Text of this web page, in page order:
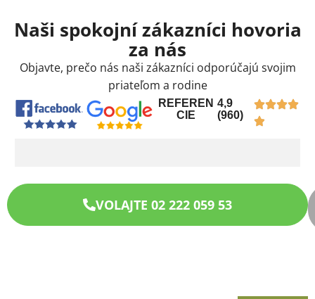
Naši spokojní zákazníci hovoria
za nás
Objavte, prečo nás naši zákazníci odporúčajú svojim
priateľom a rodine
REFEREN
CIE
4,9
(960)
VOLAJTE 02 222 059 53